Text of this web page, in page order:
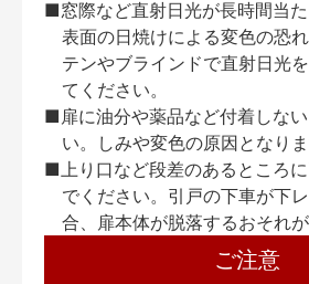
■窓際など直射日光が長時間当た
表面の日焼けによる変色の恐
テンやブラインドで直射日光
てください。
■扉に油分や薬品など付着しな
い。しみや変色の原因となりま
■上り口など段差のあるところ
でください。引戸の下車が下
合、扉本体が脱落するおそれが
ご注意